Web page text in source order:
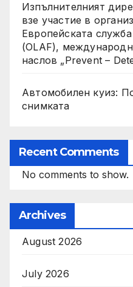
Изпълнителният
взе участие в
Европейската
(OLAF),
наслов „Prevent –
Автомобилен куиз:
снимката
Recent Comments
No comments to show.
Archives
August 2026
July 2026